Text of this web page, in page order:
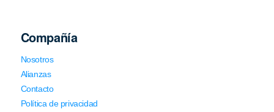
Compañía
Nosotros
Alianzas
Contacto
Política de privacidad